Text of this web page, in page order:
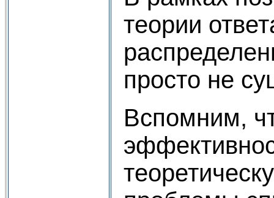
теории
просто не
Вспомним,